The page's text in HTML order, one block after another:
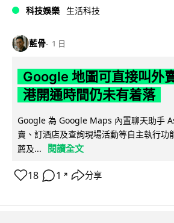
科技娛樂 生活科技
藍骨 1 日
Google 地圖可直接叫
港開通時間仍未有着落
Google 為 Google Maps 內置聊天助手
賣、訂酒店及查詢現場活動等自主執行功
薦及...
閱讀全文
18 1 ↗ 分享